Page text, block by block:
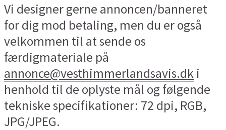
Vi designer gerne annoncen/banneret
for dig mod betaling, men du er også
velkommen til at sende os
færdigmateriale på
annonce@vesthimmerlandsavis.dk i
henhold til de oplyste mål og følgende
tekniske specifikationer: 72 dpi, RGB,
JPG/JPEG.